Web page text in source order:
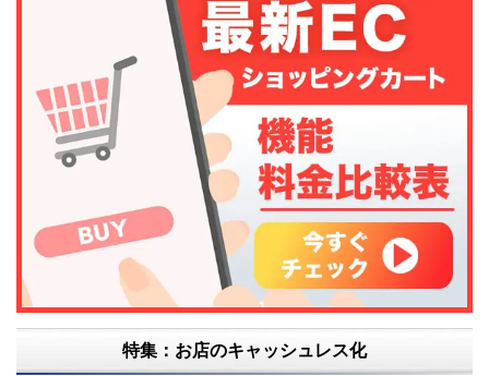
特集：お店のキャッシュレス化